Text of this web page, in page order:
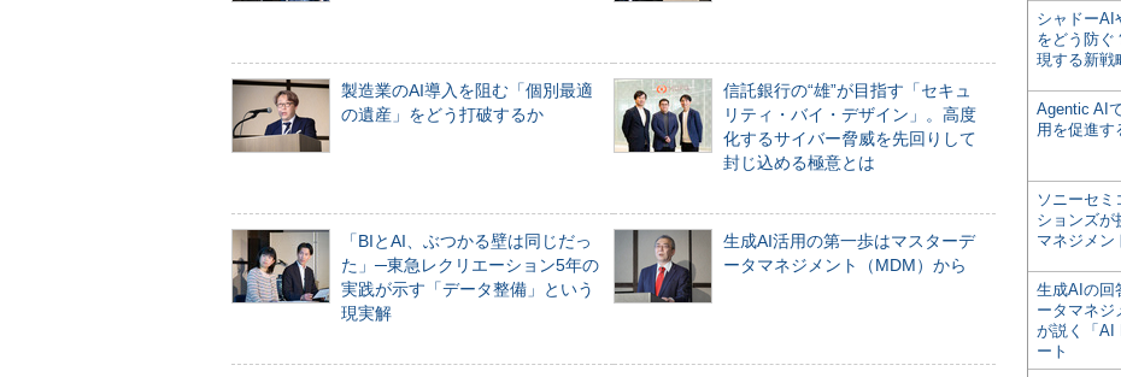
製造業のAI導入を阻む「個別最適
の遺産」をどう打破するか
信託銀行の“雄”が目指す「セキュ
リティ・バイ・デザイン」。高度
化するサイバー脅威を先回りして
封じ込める極意とは
「BIとAI、ぶつかる壁は同じだっ
た」─東急レクリエーション5年の
実践が示す「データ整備」という
現実解
生成AI活用の第一歩はマスターデ
ータマネジメント（MDM）から
シャドーAI
をどう防ぐ
現する新戦
Agentic AI
用を促進す
ソニーセミ
ションズが
マネジメン
生成AIの回
ータマネジ
が説く「AI
ート